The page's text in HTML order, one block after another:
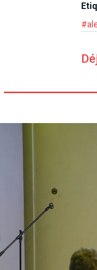
#